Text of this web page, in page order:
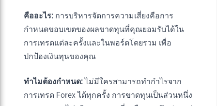
คืออะไร: การบริหารจัดการความเสี่ยงคือการ
กำหนดขอบเขตของผลขาดทุนที่คุณยอมรับได้ใน
การเทรดแต่ละครั้งและในพอร์ตโดยรวม เพื่อ
ปกป้องเงินทุนของคุณ
ทำไมต้องกำหนด: ไม่มีใครสามารถทำกำไรจาก
การเทรด Forex ได้ทุกครั้ง การขาดทุนเป็นส่วนหนึ่ง